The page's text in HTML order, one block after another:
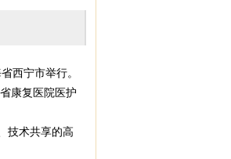
西宁市举行。
康复医院医护
技术共享的高